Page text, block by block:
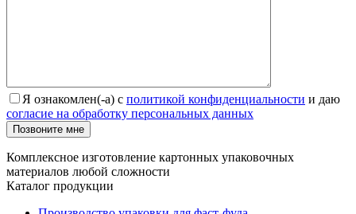
Я ознакомлен(-а) с политикой конфиденциальности и даю
согласие на обработку персональных данных
Позвоните мне
Комплексное изготовление картонных упаковочных
материалов любой сложности
Каталог продукции